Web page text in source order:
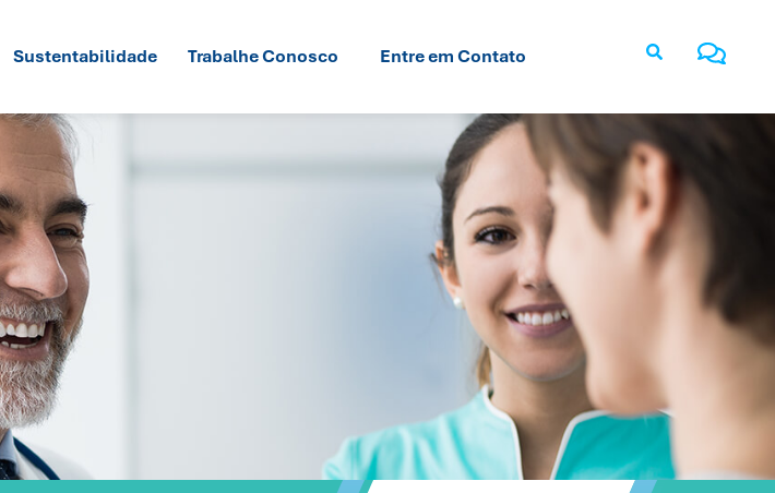
Sustentabilidade Trabalhe Conosco Entre em Contato